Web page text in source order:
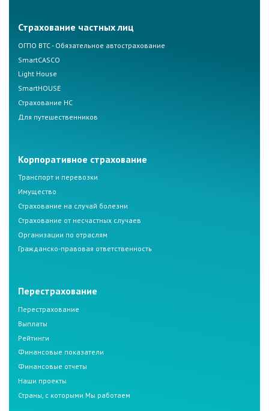
Страхование частных лиц
ОГПО ВТС - Обязательное автострахование
SmartCASCO
Light House
SmartHOUSE
Страхование НС
Для путешественников
Корпоративное страхование
Транспорт и перевозки
Имущество
Страхование на случай болезни
Страхование от несчастных случаев
Организации по отраслям
Гражданско-правовая ответственность
Перестрахование
Перестрахование
Выплаты
Рейтинги
Финансовые показатели
Финансовые отчеты
Наши проекты
Страны, с которыми Мы работаем